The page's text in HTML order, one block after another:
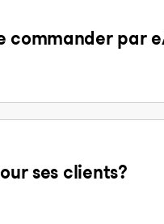
commander par
ses clients?